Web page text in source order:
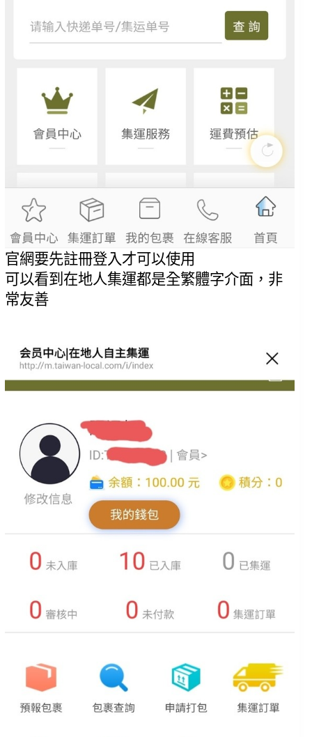
官網要先註冊登入才可以使用
可以看到在地人集運都是全繁體字介面，非
常友善